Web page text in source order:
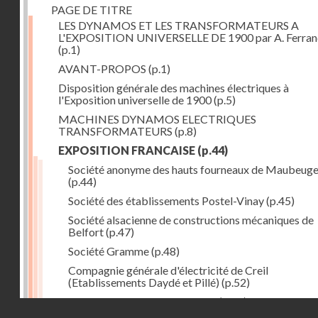
PAGE DE TITRE
LES DYNAMOS ET LES TRANSFORMATEURS A
L'EXPOSITION UNIVERSELLE DE 1900 par A.
(p.1)
AVANT-PROPOS (p.1)
Disposition générale des machines électriques à
l'Exposition universelle de 1900(p.5)
MACHINES DYNAMOS ELECTRIQUES
TRANSFORMATEURS (p.8)
EXPOSITION FRANCAISE (p.44)
Société anonyme des hauts fourneaux de Maubeuge
(p.44)
Société des établissements Postel-Vinay(p.45)
Société alsacienne de constructions mécaniques de
Belfort(p.47)
Société Gramme(p.48)
Compagnie générale d'électricité de Creil
(Etablissements Daydé et Pillé) (p.52)
Compagnie générale de Nancy(p.52)